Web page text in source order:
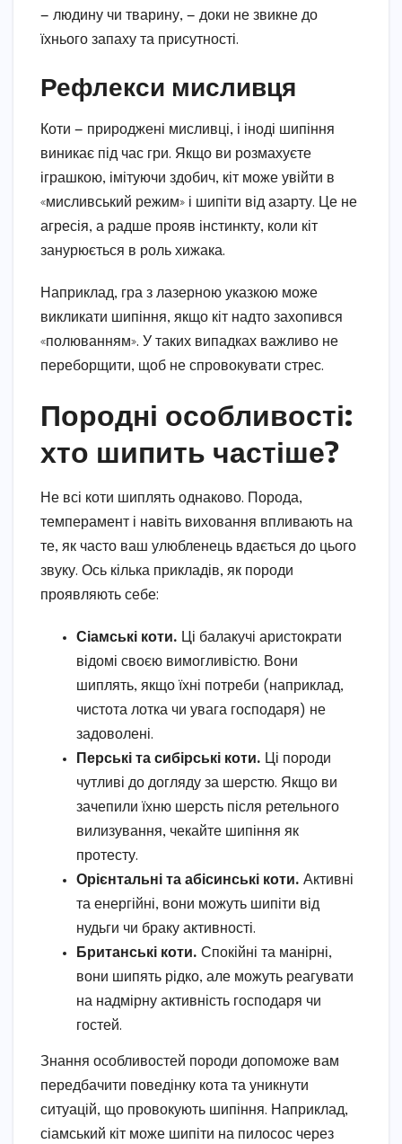
— людину чи тварину, — доки не звикне до
їхнього запаху та присутності.
Рефлекси мисливця
Коти — природжені мисливці, і іноді шипіння
виникає під час гри. Якщо ви розмахуєте
іграшкою, імітуючи здобич, кіт може увійти в
«мисливський режим» і шипіти від азарту. Це не
агресія, а радше прояв інстинкту, коли кіт
занурюється в роль хижака.
Наприклад, гра з лазерною указкою може
викликати шипіння, якщо кіт надто захопився
«полюванням». У таких випадках важливо не
переборщити, щоб не спровокувати стрес.
Породні особливості:
хто шипить частіше?
Не всі коти шиплять однаково. Порода,
темперамент і навіть виховання впливають на
те, як часто ваш улюбленець вдається до цього
звуку. Ось кілька прикладів, як породи
проявляють себе:
Сіамські коти. Ці балакучі аристократи
відомі своєю вимогливістю. Вони
шиплять, якщо їхні потреби (наприклад,
чистота лотка чи увага господаря) не
задоволені.
Перські та сибірські коти. Ці породи
чутливі до догляду за шерстю. Якщо ви
зачепили їхню шерсть після ретельного
вилизування, чекайте шипіння як
протесту.
Орієнтальні та абісинські коти. Активні
та енергійні, вони можуть шипіти від
нудьги чи браку активності.
Британські коти. Спокійні та манірні,
вони шипять рідко, але можуть реагувати
на надмірну активність господаря чи
гостей.
Знання особливостей породи допоможе вам
передбачити поведінку кота та уникнути
ситуацій, що провокують шипіння. Наприклад,
сіамський кіт може шипіти на пилосос через